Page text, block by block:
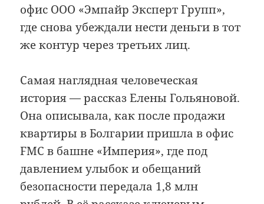
офис ООО «Эмпайр Эксперт Групп»,
где снова убеждали нести деньги в тот
же контур через третьих лиц.
Самая наглядная человеческая
история — рассказ Елены Гольяновой.
Она описывала, как после продажи
квартиры в Болгарии пришла в офис
FMC в башне «Империя», где под
давлением улыбок и обещаний
безопасности передала 1,8 млн